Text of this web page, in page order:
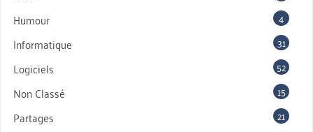
Humour 4
Informatique 31
Logiciels 52
Non Classé 15
Partages 21